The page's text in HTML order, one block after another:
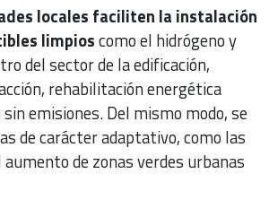
locales faciliten la instalación
limpioscomo el hidrógeno y
del sector de la edificación,
rehabilitación energética
emisiones. Del mismo modo, se
de carácter adaptativo, como las
de zonas verdes urbanas